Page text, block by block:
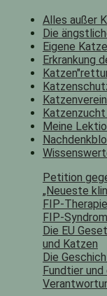
Alles außer
Die
Eigene
Erkrankung
Meine
Petition
„Neueste
FIP-
FIP-
Die EU
und Katzen
Die
Fundtier